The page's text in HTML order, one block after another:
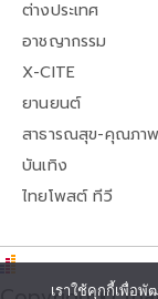
ต่างประเทศ
อาชญากรรม
X-CITE
ยานยนต์
สาธารณสุข-คุณภา
บันเทิง
ไทยโพสต์ ทีวี
เราใช้คุกกี้เพื่อ